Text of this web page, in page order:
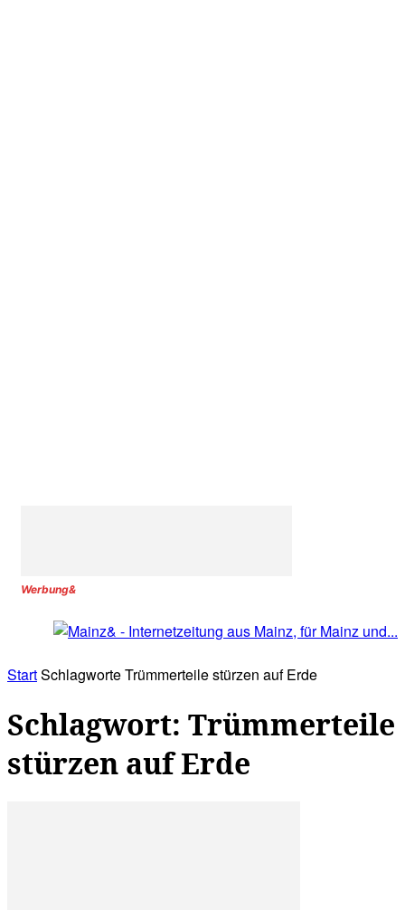
Werbung&
StartSchlagworteTrümmerteile stürzen auf Erde
Schlagwort: Trümmerteile
stürzen auf Erde